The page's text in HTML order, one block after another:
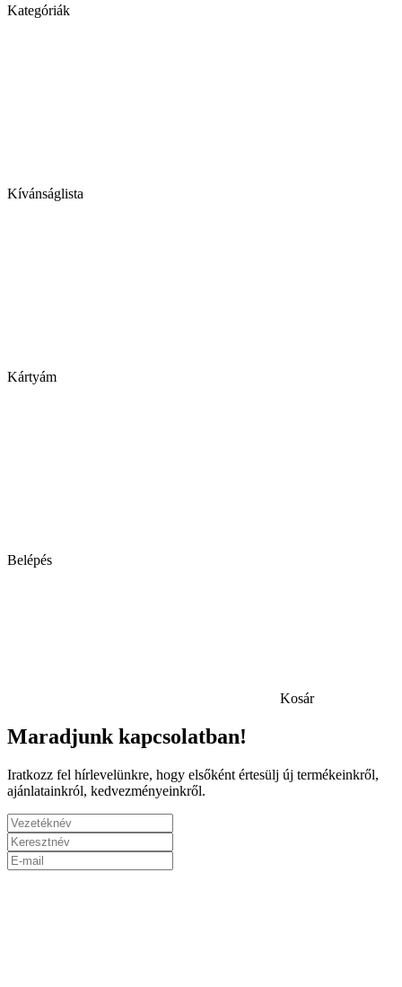
Kategóriák
Kívánságlista
Kártyám
Belépés
Kosár
Maradjunk kapcsolatban!
Iratkozz fel hírlevelünkre, hogy elsőként értesülj új termékeinkről,
ajánlatainkról, kedvezményeinkről.